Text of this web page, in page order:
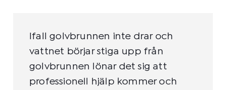
Ifall golvbrunnen inte drar och
vattnet börjar stiga upp från
golvbrunnen lönar det sig att
professionell hjälp kommer och